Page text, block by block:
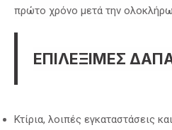
πρώτο χρόνο μετά την
ΕΠΙΛΕΞΙΜΕΣ
Κτίρια, λοιπές εγκαταστάσεις